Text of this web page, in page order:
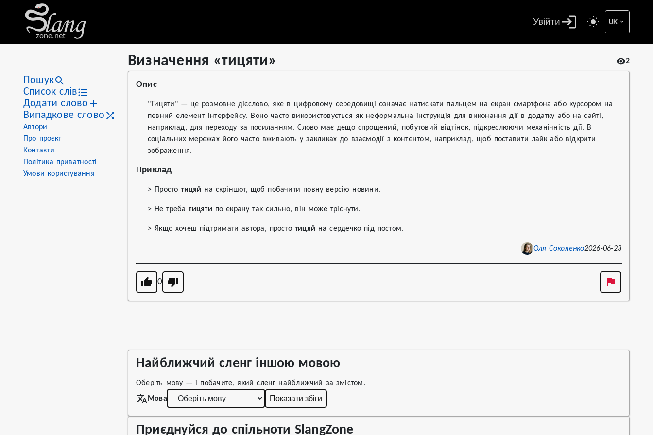
zone.net
Увійти UK
Пошук
Список слів
Додати слово
Випадкове слово
Автори
Про проєкт
Контакти
Політика приватності
Умови користування
Визначення «тицяти»
2
Визначення «тицяти»
Stat
Value
Views
2
Definitions
First seen
2026
Опис
"Тицяти" — це розмовне дієслово, яке в цифровому середовищі означає натискати пальцем на екран смартфона або курсором на
певний елемент інтерфейсу. Воно часто використовується як неформальна інструкція для виконання дії в додатку або на сайті,
наприклад, для переходу за посиланням. Слово має дещо спрощений, побутовий відтінок, підкреслюючи механічність дії. В
соціальних мережах його часто вживають у закликах до взаємодії з контентом, наприклад, щоб поставити лайк або відкрити
зображення.
Приклад
> Простотицяй на скріншот, щоб побачити повну версію новини.
> Не требатицяти по екрану так сильно, він може тріснути.
> Якщо хочеш підтримати автора, просто тицяй на сердечко під постом.
Оля Соколенко2026-06-23
0
Найближчий сленг іншою мовою
Оберіть мову — і побачите, який сленг найближчий за змістом.
Мова
Показати збіги
Приєднуйся до спільноти SlangZone